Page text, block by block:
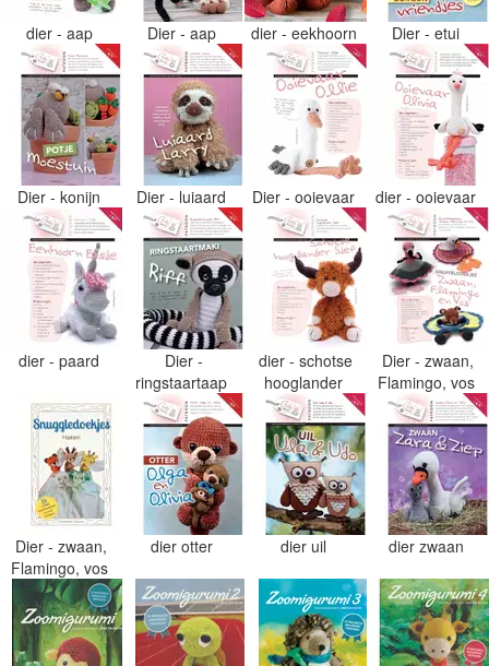
dier - aap Dier - aap dier - eekhoorn Dier - etui
Dier - konijn Dier - luiaard Dier - ooievaar dier - ooievaar
dier - paard
Dier -
ringstaartaap
dier - schotse
hooglander
Dier - zwaan,
Flamingo, vos
Dier - zwaan,
Flamingo, vos
dier otter dier uil dier zwaan